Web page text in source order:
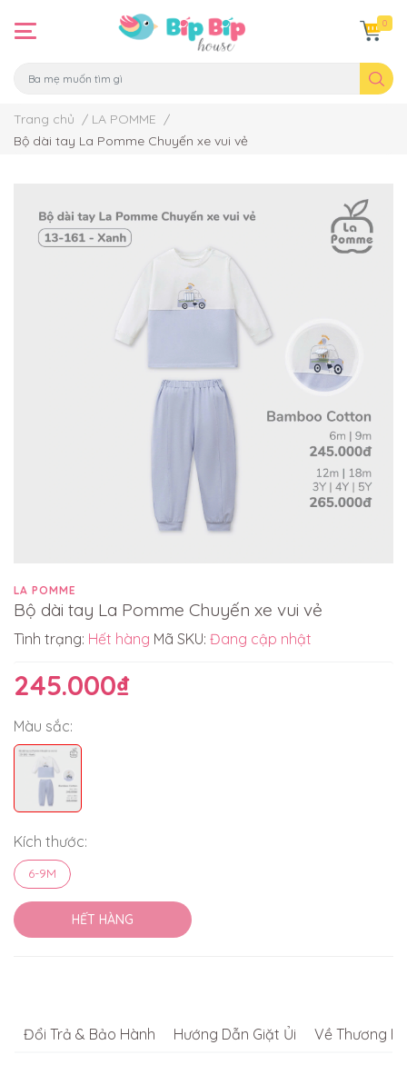
0
Trang chủ / LA POMME /
Bộ dài tay La Pomme Chuyến xe vui vẻ
LA POMME
Bộ dài tay La Pomme Chuyến xe vui vẻ
Tình trạng: Hết hàng Mã SKU: Đang cập nhật
245.000₫
Màu sắc:
Kích thước:
6-9M
HẾT HÀNG
Đổi Trả & Bảo Hành Hướng Dẫn Giặt Ủi Về Thương